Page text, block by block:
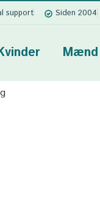
support Siden 2004
Mænd